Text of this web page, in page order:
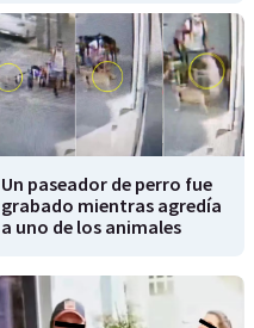
Un paseador de perro fue
grabado mientras agredía
a uno de los animales